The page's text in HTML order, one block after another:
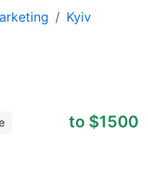
Kyiv
to $1500